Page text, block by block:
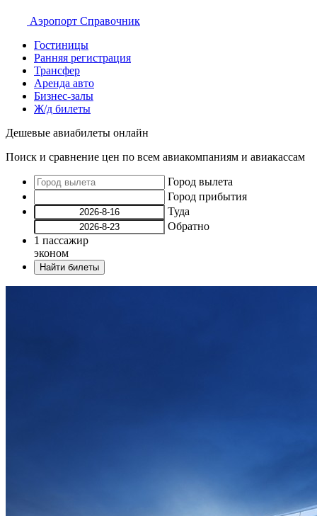
Аэропорт Справочник
Гостиницы
Ранняя регистрация
Трансфер
Аренда авто
Бизнес-залы
Ж/д билеты
Дешевые авиабилеты онлайн
Поиск и сравнение цен по всем авиакомпаниям и авиакассам
Город вылета
Город прибытия
Туда
Обратно
1 пассажир
эконом
Найти билеты